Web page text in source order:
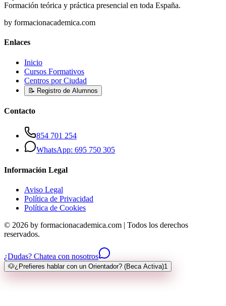
Formación teórica y práctica presencial en toda España.
by formacionacademica.com
Enlaces
Inicio
Cursos Formativos
Centros por Ciudad
📝 Registro de Alumnos
Contacto
854 701 254
WhatsApp: 695 750 305
Información Legal
Aviso Legal
Política de Privacidad
Política de Cookies
© 2026 by formacionacademica.com | Todos los derechos
reservados.
¿Dudas? Chatea con nosotros
🐶¿Prefieres hablar con un Orientador? (Beca Activa)1